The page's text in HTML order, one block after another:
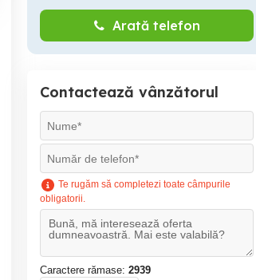
Arată telefon
Contactează vânzătorul
Te rugăm să completezi toate câmpurile
obligatorii.
Caractere rămase: 2939